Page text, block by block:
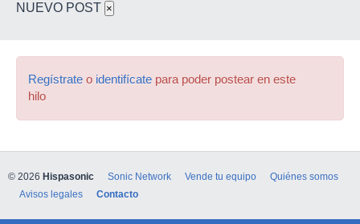
NUEVO POST ×
Regístrate o identifícate para poder postear en este
hilo
© 2026 Hispasonic Sonic Network Vende tu equipo
Quiénes somos
Avisos legales
Contacto